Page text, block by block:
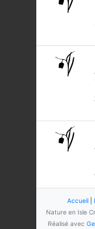
Accueil
Nature en Isle
Réalisé avec